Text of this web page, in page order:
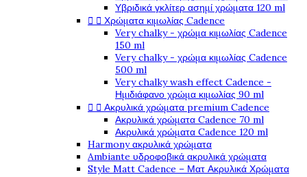
Υβριδικά γκλίτερ ασημί χρώματα 120 ml
  Χρώματα κιμωλίας Cadence
Very chalky - χρώμα κιμωλίας Cadence
150 ml
Very chalky - χρώμα κιμωλίας Cadence
500 ml
Very chalky wash effect Cadence -
Ημιδιάφανο χρώμα κιμωλίας 90 ml
  Ακρυλικά χρώματα premium Cadence
Ακρυλικά χρώματα Cadence 70 ml
Ακρυλικά χρώματα Cadence 120 ml
Harmony ακρυλικά χρώματα
Ambiante υδροφοβικά ακρυλικά χρώματα
Style Matt Cadence – Ματ Ακρυλικά Χρώματα